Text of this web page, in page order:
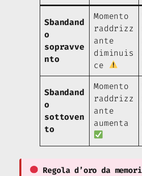
Sbandand
o
sopravve
nto
Momento
raddrizz
ante
diminuis
ce
Sbandand
o
sottoven
to
Momento
raddrizz
ante
aumenta
Regola d’oro da